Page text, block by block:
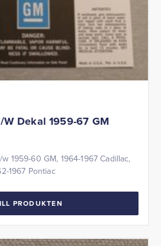
Dekal 1959-67 GM
1959-60 GM, 1964-1967 Cadillac,
1967 Pontiac
PRODUKTEN